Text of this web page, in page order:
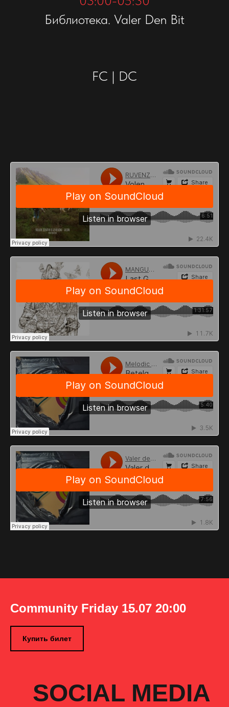
Библиотека. Valer Den Bit
FC | DC
Community Friday 15.07 20:00
Купить билет
SOCIAL MEDIA